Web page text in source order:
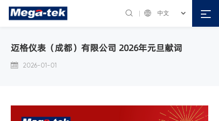
 
迈格仪表（成都）有限公司 2026年元旦献词
 2026-01-01